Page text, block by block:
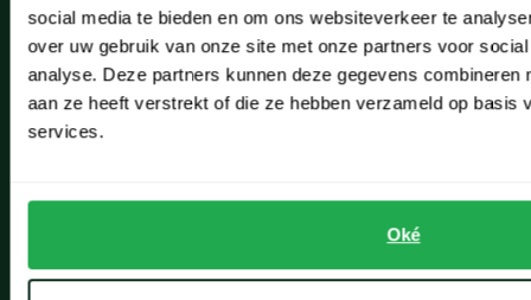
social media te bieden en om ons websiteverkeer te
over uw gebruik van onze site met onze partners voor
analyse. Deze partners kunnen deze gegevens combineren
aan ze heeft verstrekt of die ze hebben verzameld op basis
services.
Oké
Noordwijk
Oegstgeest